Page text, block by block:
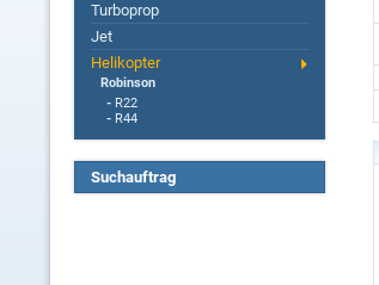
Turboprop
Jet
Helikopter
Robinson
- R22
- R44
Suchauftrag